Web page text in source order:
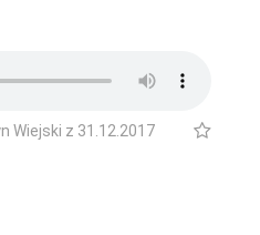
Wiejski z 31.12.2017